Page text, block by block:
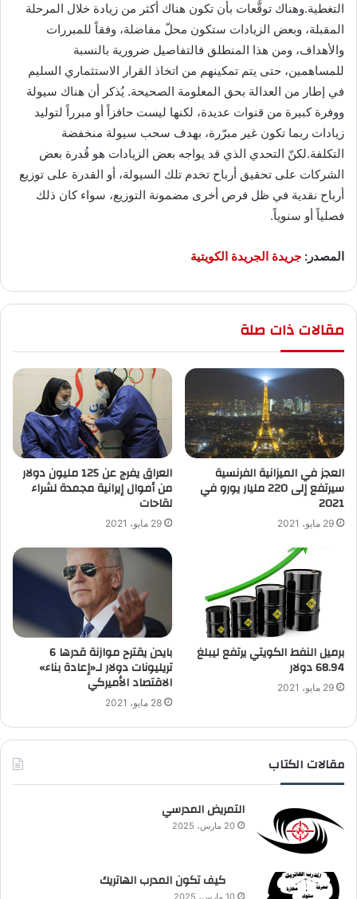
التغطية.وهناك توقُّعات بأن تكون هناك أكثر من زيادة خلال المرحلة
المقبلة، وبعض الزيادات ستكون محلّ مفاضلة، وفقاً للمبررات
والأهداف، ومن هذا المنطلق فالتفاصيل ضرورية بالنسبة
للمساهمين، حتى يتم تمكينهم من اتخاذ القرار الاستثماري السليم
في إطار من العدالة بحق المعلومة الصحيحة. يُذكر أن هناك سيولة
ووفرة كبيرة من قنوات عديدة، لكنها ليست حافزاً أو مبرراً لتوليد
زيادات ربما تكون غير مبرّرة، بهدف سحب سيولة منخفضة
التكلفة.لكنّ التحدي الذي قد يواجه بعض الزيادات هو قُدرة بعض
الشركات على تحقيق أرباح تخدم تلك السيولة، أو القدرة على توزيع
أرباح نقدية في ظل فرص أخرى مضمونة التوزيع، سواء كان ذلك
فصلياً أو سنوياً.
المصدر: جريدة الجريدة الكويتية
مقالات ذات صلة
العجز في الميزانية الفرنسية
سيرتفع إلى 220 مليار يورو في
2021
29 مايو، 2021
العراق يفرج عن 125 مليون دولار
من أموال إيرانية مجمدة لشراء
لقاحات
29 مايو، 2021
برميل النفط الكويتي يرتفع ليبلغ
68.94 دولار
29 مايو، 2021
بايدن يقترح موازنة قدرها 6
تريليونات دولار لـ«إعادة بناء»
الاقتصاد الأميركي
28 مايو، 2021
مقالات الكتاب
التمريض المدرسي
20 مارس، 2025
كيف تكون المدرب الهاتريك
10 مارس، 2025